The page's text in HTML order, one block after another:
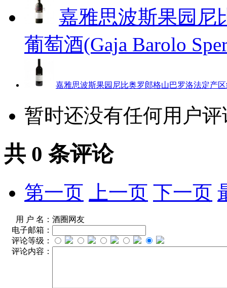
嘉雅思波斯果园尼
葡萄酒(Gaja Barolo
嘉雅思波斯果园尼比奥罗郎格山巴罗洛法定产区
暂时还没有任何用户评
共 0 条评论
第一页 上一页 下一页
用 户 名： 酒圈网友
电子邮箱：
评论等级：
评论内容：